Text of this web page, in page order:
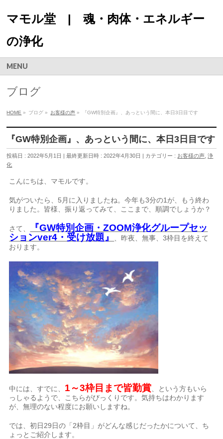
マモル堂 | 魂・肉体・エネルギー
の浄化
MENU
ブログ
HOME » ブログ » お客様の声 » 『GW特別企画』、あっという間に、本日3日目です
『GW特別企画』、あっという間に、本日3日目です
投稿日 : 2022年5月1日 最終更新日時 : 2022年4月30日 カテゴリー : お客様の声 ,浄
化
こんにちは、マモルです。
気がついたら、5月に入りましたね。今年も3分の1が、もう終わ
りました。皆様、振り返ってみて、ここまで、順調でしょうか？
さて、
『GW特別企画・ZOOM浄化グループセッ
ションver4・受け放題』
、昨夜、無事、3枠目を終えて
おります。
中には、すでに、 1～3枠目まで皆勤賞 、という方もいら
っしゃるようで、こちらがびっくりです。気持ちはわかります
が、無理のない程度にお願いしますね。
では、初日29日の「2枠目」がどんな感じだったかについて、ち
ょっとご紹介します。